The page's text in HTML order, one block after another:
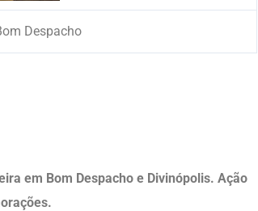
Despacho
em Bom Despacho e Divinópolis. Ação